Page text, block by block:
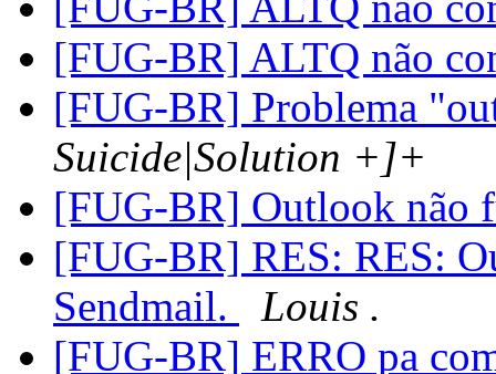
[FUG-BR] ALTQ não
[FUG-BR] Problema
Suicide|Solution +]+
[FUG-BR] Outlook não
[FUG-BR] RES: RES:
Sendmail.
Louis .
[FUG-BR] ERRO pa